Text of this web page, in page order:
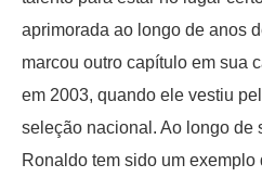
aprimorada ao longo de anos
marcou outro capítulo em sua
em 2003, quando ele vestiu
seleção nacional. Ao longo de
Ronaldo tem sido um